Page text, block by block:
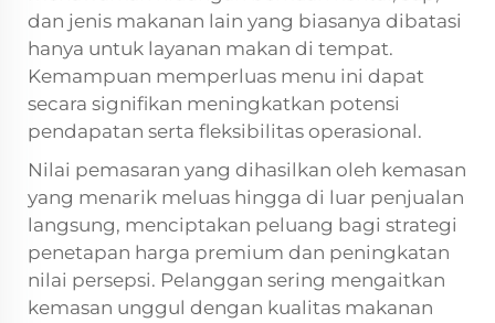
dan jenis makanan lain yang biasanya dibatasi
hanya untuk layanan makan di tempat.
Kemampuan memperluas menu ini dapat
secara signifikan meningkatkan potensi
pendapatan serta fleksibilitas operasional.
Nilai pemasaran yang dihasilkan oleh kemasan
yang menarik meluas hingga di luar penjualan
langsung, menciptakan peluang bagi strategi
penetapan harga premium dan peningkatan
nilai persepsi. Pelanggan sering mengaitkan
kemasan unggul dengan kualitas makanan